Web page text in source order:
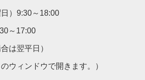
）9:30～18:00
～17:00
は翌平日）
のウィンドウで開きます。）